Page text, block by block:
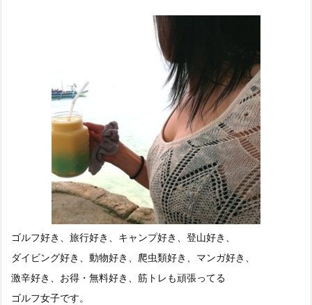
ゴルフ好き、旅行好き、キャンプ好き、登山好き、
ダイビング好き、動物好き、爬虫類好き、マンガ好き、
激辛好き、お得・無料好き、筋トレも頑張ってる
ゴルフ女子です。